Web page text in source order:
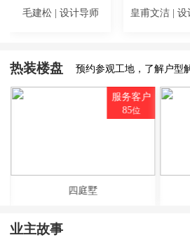
毛建松 | 设计导师 皇甫文洁 | 设
热装楼盘 预约参观工地，了解户型
四庭墅
服务客户
85位
业主故事